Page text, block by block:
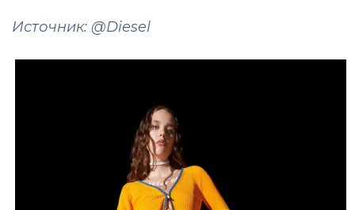
Источник: @Diesel